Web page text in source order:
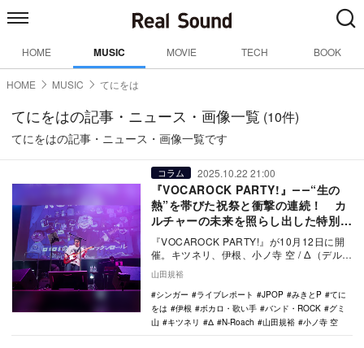
HOME MUSIC MOVIE TECH BOOK
HOME MUSIC てにをは
てにをはの記事・ニュース・画像一覧 (10件)
てにをはの記事・ニュース・画像一覧です
コラム 2025.10.22 21:00
『VOCAROCK PARTY!』――“生の
熱”を帯びた祝祭と衝撃の連続！ カ
ルチャーの未来を照らし出した特別な
夜
『VOCAROCK PARTY!』が10月12日に開
催。キツネリ、伊根、小ノ寺 空 / Δ（デル
山田規裕
シンガー
ライブレポート JPOP みきとP
てに
をは
伊根 ボカロ・歌い手 バンド・ROCK
グミ
山
キツネリ Δ N-Roach 山田規裕 小ノ寺 空